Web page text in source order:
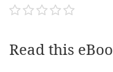
Read this